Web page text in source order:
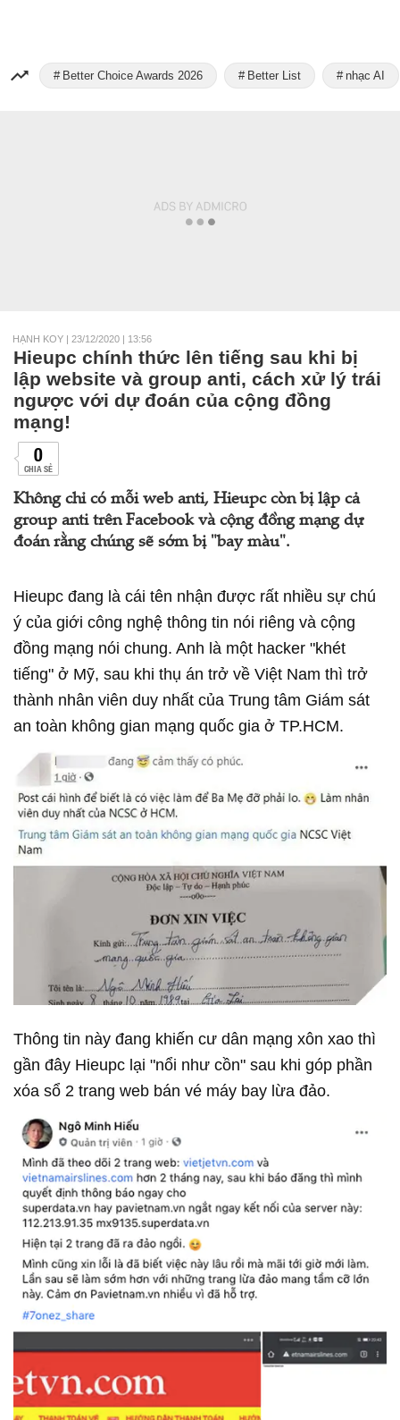
Better Choice Awards 2026 Better List nhạc AI
HẠNH KOY | 23/12/2020 | 13:56
Hieupc chính thức lên tiếng sau khi bị
lập website và group anti, cách xử lý trái
ngược với dự đoán của cộng đồng
mạng!
0
CHIA SẺ
Không chỉ có mỗi web anti, Hieupc còn bị lập cả
group anti trên Facebook và cộng đồng mạng dự
đoán rằng chúng sẽ sớm bị "bay màu".
Hieupc đang là cái tên nhận được rất nhiều sự chú
ý của giới công nghệ thông tin nói riêng và cộng
đồng mạng nói chung. Anh là một hacker "khét
tiếng" ở Mỹ, sau khi thụ án trở về Việt Nam thì trở
thành nhân viên duy nhất của Trung tâm Giám sát
an toàn không gian mạng quốc gia ở TP.HCM.
Thông tin này đang khiến cư dân mạng xôn xao thì
gần đây Hieupc lại "nổi như cồn" sau khi góp phần
xóa sổ 2 trang web bán vé máy bay lừa đảo.